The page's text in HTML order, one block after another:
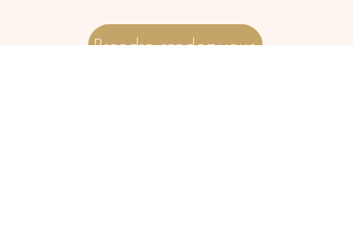
Prendre rendez-vous